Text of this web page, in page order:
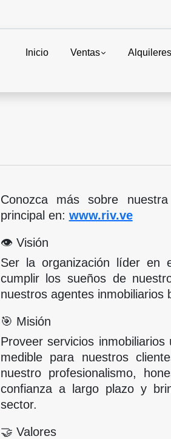
Inicio Ventas Alquileres
Conozca más sobre
principal en: www.riv.ve
👁️ Visión
Ser la organización líder en
cumplir los sueños de
nuestros agentes inmobiliarios
🎯 Misión
Proveer servicios
medible para nuestros
nuestro profesionalismo,
confianza a largo plazo y
sector.
🤝 Valores